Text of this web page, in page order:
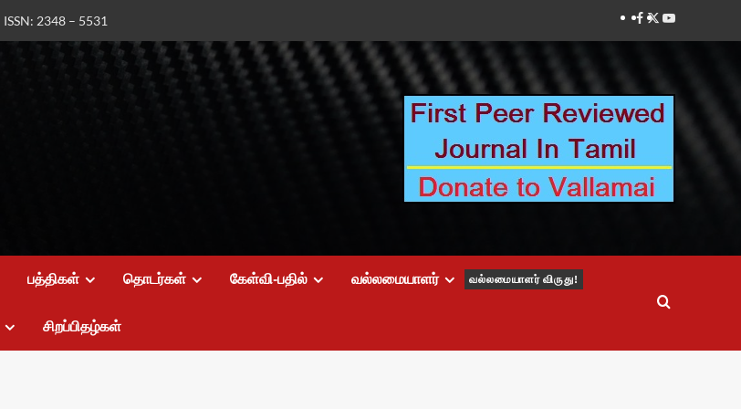
ISSN: 2348 – 5531 Facebook
TwitterYoutube
பத்திகள் தொடர்கள் கேள்வி-பதில் வல்லமையாளர் வல்லமையாளர் விருது!
சிறப்பிதழ்கள்